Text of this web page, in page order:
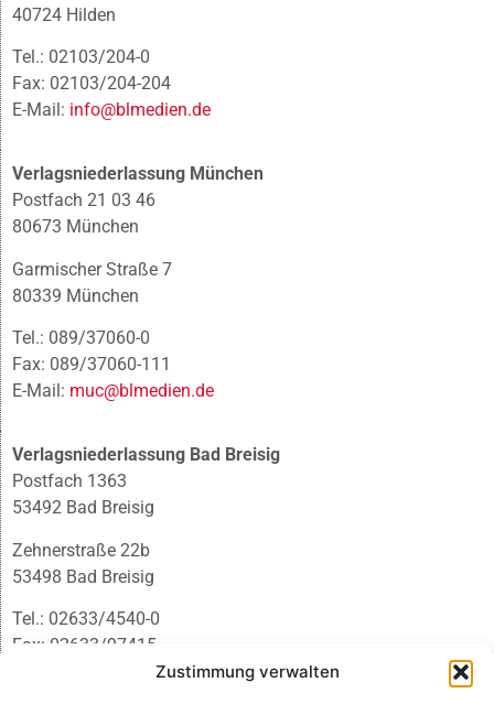
Zustimmung verwalten
40724 Hilden
Tel.: 02103/204-0
Fax: 02103/204-204
E-Mail: info@blmedien.de
Verlagsniederlassung München
Postfach 21 03 46
80673 München
Garmischer Straße 7
80339 München
Tel.: 089/37060-0
Fax: 089/37060-111
E-Mail: muc@blmedien.de
Verlagsniederlassung Bad Breisig
Postfach 1363
53492 Bad Breisig
Zehnerstraße 22b
53498 Bad Breisig
Tel.: 02633/4540-0
Fax: 02633/97415
infobb@blmedien.de